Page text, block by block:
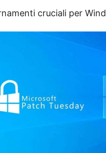
cruciali per